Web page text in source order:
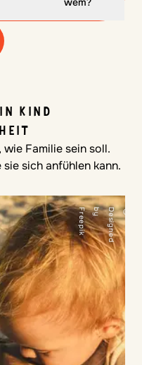
KIND
Familie sein soll.
sich anfühlen kann.
©
D
e
s
i
g
n
e
d
b
y
F
r
e
e
p
i
k